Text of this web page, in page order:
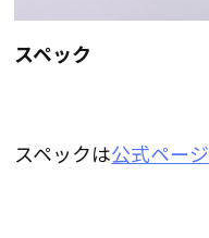
スペック
スペックは公式ページ